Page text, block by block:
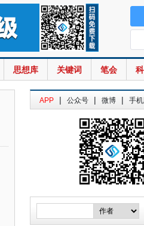
思想库 关键词 笔会
APP | 公众号 | 微博 | 手